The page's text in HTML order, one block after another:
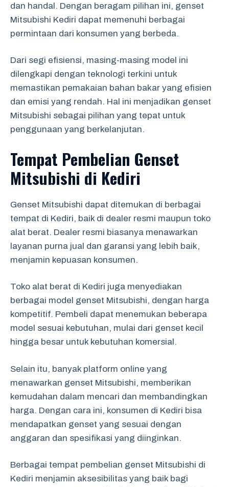
dan handal. Dengan beragam pilihan ini, genset
Mitsubishi Kediri dapat memenuhi berbagai
permintaan dari konsumen yang berbeda.
Dari segi efisiensi, masing-masing model ini
dilengkapi dengan teknologi terkini untuk
memastikan pemakaian bahan bakar yang efisien
dan emisi yang rendah. Hal ini menjadikan genset
Mitsubishi sebagai pilihan yang tepat untuk
penggunaan yang berkelanjutan.
Tempat Pembelian Genset
Mitsubishi di Kediri
Genset Mitsubishi dapat ditemukan di berbagai
tempat di Kediri, baik di dealer resmi maupun toko
alat berat. Dealer resmi biasanya menawarkan
layanan purna jual dan garansi yang lebih baik,
menjamin kepuasan konsumen.
Toko alat berat di Kediri juga menyediakan
berbagai model genset Mitsubishi, dengan harga
kompetitif. Pembeli dapat menemukan beberapa
model sesuai kebutuhan, mulai dari genset kecil
hingga besar untuk kebutuhan komersial.
Selain itu, banyak platform online yang
menawarkan genset Mitsubishi, memberikan
kemudahan dalam mencari dan membandingkan
harga. Dengan cara ini, konsumen di Kediri bisa
mendapatkan genset yang sesuai dengan
anggaran dan spesifikasi yang diinginkan.
Berbagai tempat pembelian genset Mitsubishi di
Kediri menjamin aksesibilitas yang baik bagi